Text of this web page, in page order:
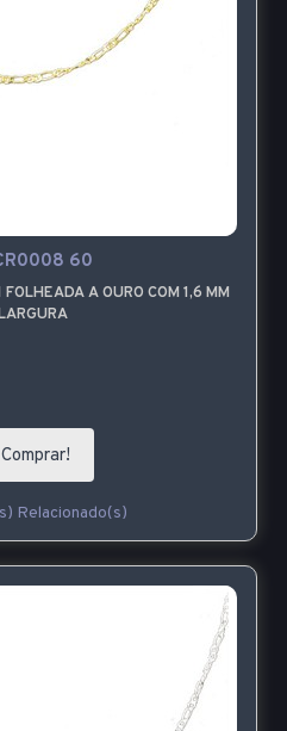
60
A OURO COM 1,6 MM
Comprar!
Relacionado(s)